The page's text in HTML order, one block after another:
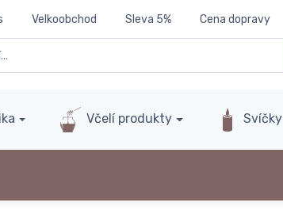
Velkoobchod Sleva 5% Cena dopravy
Včelí produkty Svíčky